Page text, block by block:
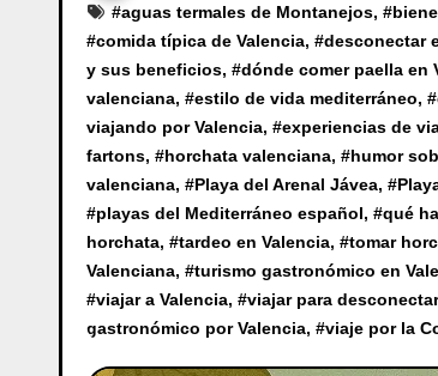
#aguas termales de Montanejos, #
#comida típica de Valencia, #desconectar
y sus beneficios, #dónde comer paella en
valenciana, #estilo de vida mediterráneo, #
viajando por Valencia, #experiencias de
fartons, #horchata valenciana, #humor
valenciana, #Playa del Arenal Jávea, #
#playas del Mediterráneo español, #qué
horchata, #tardeo en Valencia, #tomar
Valenciana, #turismo gastronómico en
#viajar a Valencia, #viajar para desconectar
gastronómico por Valencia, #viaje por la